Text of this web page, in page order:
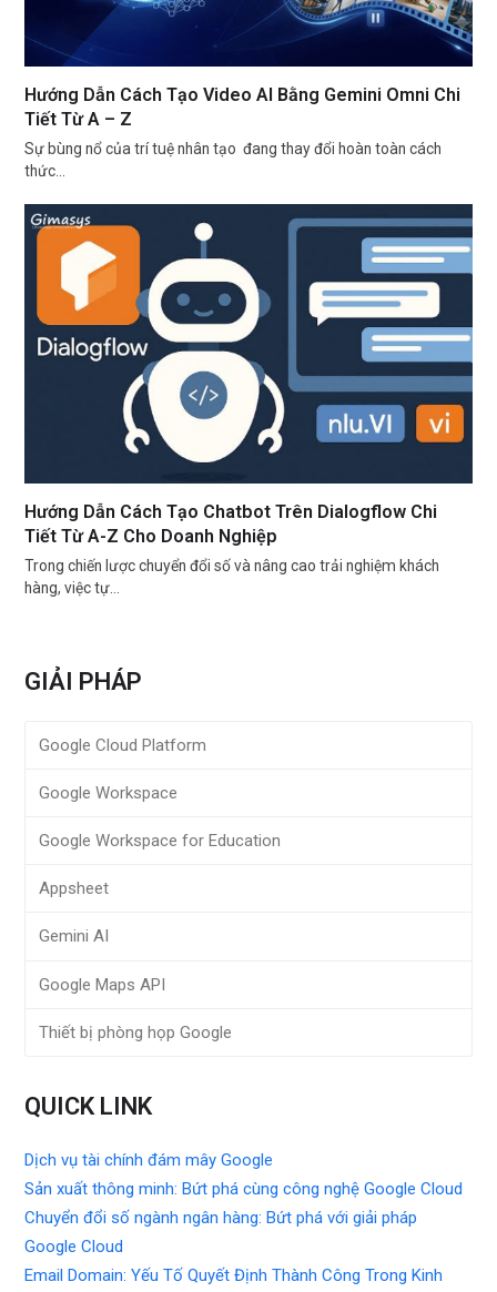
Hướng Dẫn Cách Tạo Video AI Bằng Gemini Omni Chi
Tiết Từ A – Z
Sự bùng nổ của trí tuệ nhân tạo đang thay đổi hoàn toàn cách
thức…
Hướng Dẫn Cách Tạo Chatbot Trên Dialogflow Chi
Tiết Từ A-Z Cho Doanh Nghiệp
Trong chiến lược chuyển đổi số và nâng cao trải nghiệm khách
hàng, việc tự…
GIẢI PHÁP
Google Cloud Platform
Google Workspace
Google Workspace for Education
Appsheet
Gemini AI
Google Maps API
Thiết bị phòng họp Google
QUICK LINK
Dịch vụ tài chính đám mây Google
Sản xuất thông minh: Bứt phá cùng công nghệ Google Cloud
Chuyển đổi số ngành ngân hàng: Bứt phá với giải pháp
Google Cloud
Email Domain: Yếu Tố Quyết Định Thành Công Trong Kinh